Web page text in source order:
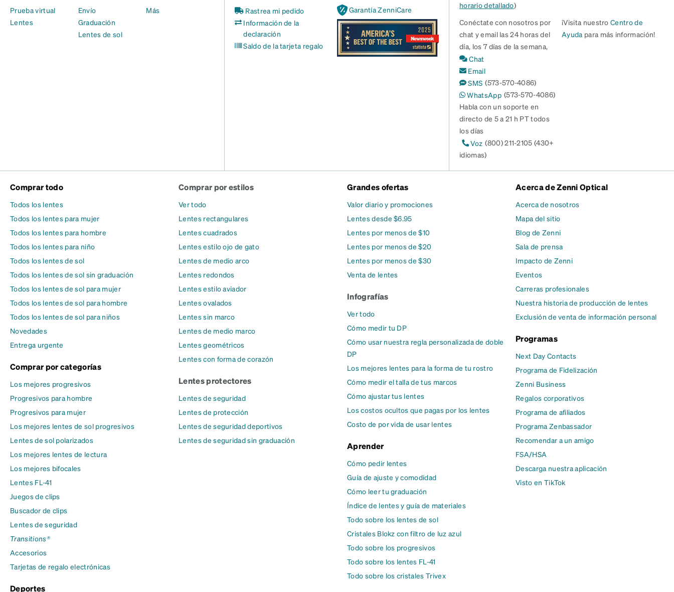
Prueba virtual
Lentes
Envío
Graduación
Lentes de sol
Más
Rastrea mi pedido
Información de la
declaración
Saldo de la tarjeta regalo
Garantía ZenniCare
horario detallado)
Conéctate con nosotros por
chat y email las 24 horas del
día, los 7 días de la semana,
Chat
Email
SMS (573-570-4086)
WhatsApp (573-570-4086)
Habla con un soporte en
directo de 5 a 21 h PT todos
los días
Voz (800) 211-2105 (430+
idiomas)
¡Visita nuestroCentro de
Ayuda para más información!
Comprar todo
Todos los lentes
Todos los lentes para mujer
Todos los lentes para hombre
Todos los lentes para niño
Todos los lentes de sol
Todos los lentes de sol sin graduación
Todos los lentes de sol para mujer
Todos los lentes de sol para hombre
Todos los lentes de sol para niños
Novedades
Entrega urgente
Comprar por categorías
Los mejores progresivos
Progresivos para hombre
Progresivos para mujer
Los mejores lentes de sol progresivos
Lentes de sol polarizados
Los mejores lentes de lectura
Los mejores bifocales
Lentes FL-41
Juegos de clips
Buscador de clips
Lentes de seguridad
Transitions®
Accesorios
Tarjetas de regalo electrónicas
Deportes
Comprar por estilos
Ver todo
Lentes rectangulares
Lentes cuadrados
Lentes estilo ojo de gato
Lentes de medio arco
Lentes redondos
Lentes estilo aviador
Lentes ovalados
Lentes sin marco
Lentes de medio marco
Lentes geométricos
Lentes con forma de corazón
Lentes protectores
Lentes de seguridad
Lentes de protección
Lentes de seguridad deportivos
Lentes de seguridad sin graduación
Grandes ofertas
Valor diario y promociones
Lentes desde $6.95
Lentes por menos de $10
Lentes por menos de $20
Lentes por menos de $30
Venta de lentes
Infografías
Ver todo
Cómo medir tu DP
Cómo usar nuestra regla personalizada de doble
DP
Los mejores lentes para la forma de tu rostro
Cómo medir el talla de tus marcos
Cómo ajustar tus lentes
Los costos ocultos que pagas por los lentes
Costo de por vida de usar lentes
Aprender
Cómo pedir lentes
Guía de ajuste y comodidad
Cómo leer tu graduación
Índice de lentes y guía de materiales
Todo sobre los lentes de sol
Cristales Blokz con filtro de luz azul
Todo sobre los progresivos
Todo sobre los lentes FL-41
Todo sobre los cristales Trivex
Acerca de Zenni Optical
Acerca de nosotros
Mapa del sitio
Blog de Zenni
Sala de prensa
Impacto de Zenni
Eventos
Carreras profesionales
Nuestra historia de producción de lentes
Exclusión de venta de información personal
Programas
Next Day Contacts
Programa de Fidelización
Zenni Business
Regalos corporativos
Programa de afiliados
Programa Zenbassador
Recomendar a un amigo
FSA/HSA
Descarga nuestra aplicación
Visto en TikTok